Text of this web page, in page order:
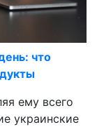
что
ему всего
украинские